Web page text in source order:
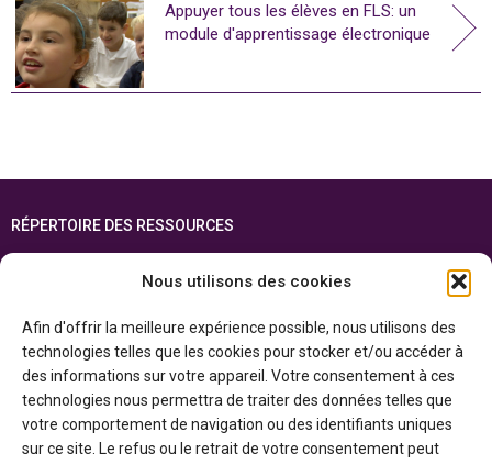
Nous utilisons des cookies
Afin d'offrir la meilleure expérience possible, nous utilisons des
technologies telles que les cookies pour stocker et/ou accéder à
des informations sur votre appareil. Votre consentement à ces
technologies nous permettra de traiter des données telles que
votre comportement de navigation ou des identifiants uniques
sur ce site. Le refus ou le retrait de votre consentement peut
Appuyer tous les élèves en FLS: un
module d'apprentissage électronique
RÉPERTOIRE DES RESSOURCES
ENGLISH
Cette ressource est réalisée grâce au soutien financier du gouvernement de
l’Ontario et du gouvernement duCanada par l’entremise du ministère du
Patrimoine canadien